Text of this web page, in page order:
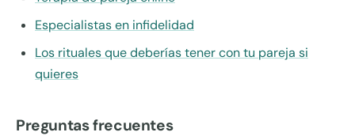
Especialistas en infidelidad
Los rituales que deberías tener con tu pareja si
quieres
Preguntas frecuentes